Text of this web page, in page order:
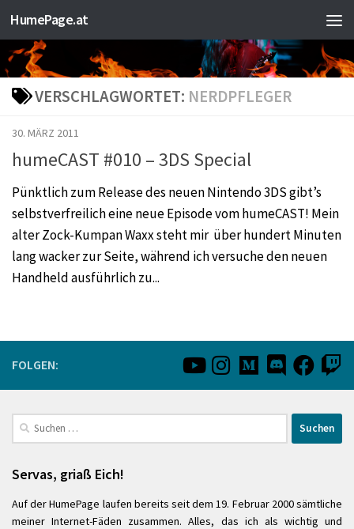
Zum Inhalt springen
HumePage.at
VERSCHLAGWORTET: NERDPFLEGER
30. MÄRZ 2011
humeCAST #010 – 3DS Special
Pünktlich zum Release des neuen Nintendo 3DS gibt’s
selbstverfreilich eine neue Episode vom humeCAST! Mein
alter Zock-Kumpan Waxx steht mir über hundert Minuten
lang wacker zur Seite, während ich versuche den neuen
Handheld ausführlich zu...
FOLGEN:
Suchen
nach:
Servas, griaß Eich!
Auf der HumePage laufen bereits seit dem 19. Februar 2000 sämtliche
meiner Internet-Fäden zusammen. Alles, das ich als wichtig und